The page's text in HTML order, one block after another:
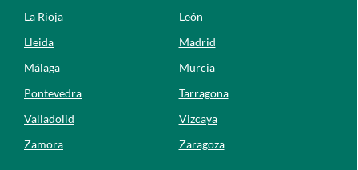
La Rioja
León
Lleida
Madrid
Málaga
Murcia
Pontevedra
Tarragona
Valladolid
Vizcaya
Zamora
Zaragoza